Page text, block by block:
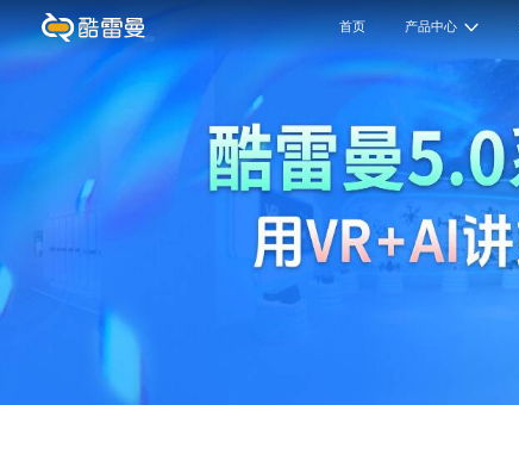
首页 产品中心